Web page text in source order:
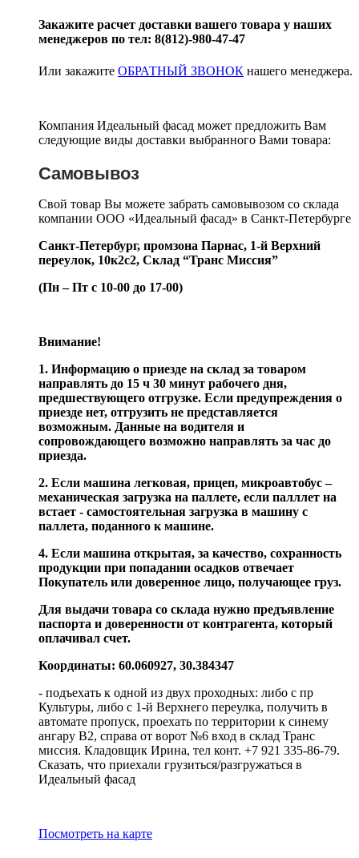
Закажите расчет доставки вашего товара у наших
менеджеров по тел: 8(812)-980-47-47
Или закажите ОБРАТНЫЙ ЗВОНОК нашего менеджера.
Компания Идеальный фасад может предложить Вам
следующие виды доставки выбранного Вами товара:
Самовывоз
Свой товар Вы можете забрать самовывозом со склада
компании ООО «Идеальный фасад» в Санкт-Петербурге
Санкт-Петербург, промзона Парнас, 1-й Верхний
переулок, 10к2с2, Склад “Транс Миссия”
(Пн – Пт с 10-00 до 17-00)
Внимание!
1. Информацию о приезде на склад за товаром
направлять до 15 ч 30 минут рабочего дня,
предшествующего отгрузке. Если предупреждения о
приезде нет, отгрузить не представляется
возможным. Данные на водителя и
сопровождающего возможно направлять за час до
приезда.
2. Если машина легковая, прицеп, микроавтобус –
механическая загрузка на паллете, если палллет на
встает - самостоятельная загрузка в машину с
паллета, поданного к машине.
4. Если машина открытая, за качество, сохранность
продукции при попадании осадков отвечает
Покупатель или доверенное лицо, получающее груз.
Для выдачи товара со склада нужно предъявление
паспорта и доверенности от контрагента, который
оплачивал счет.
Координаты: 60.060927, 30.384347
- подъехать к одной из двух проходных: либо с пр
Культуры, либо с 1-й Верхнего переулка, получить в
автомате пропуск, проехать по территории к синему
ангару В2, справа от ворот №6 вход в склад Транс
миссия. Кладовщик Ирина, тел конт. +7 921 335-86-79.
Сказать, что приехали грузиться/разгружаться в
Идеальный фасад
Посмотреть на карте